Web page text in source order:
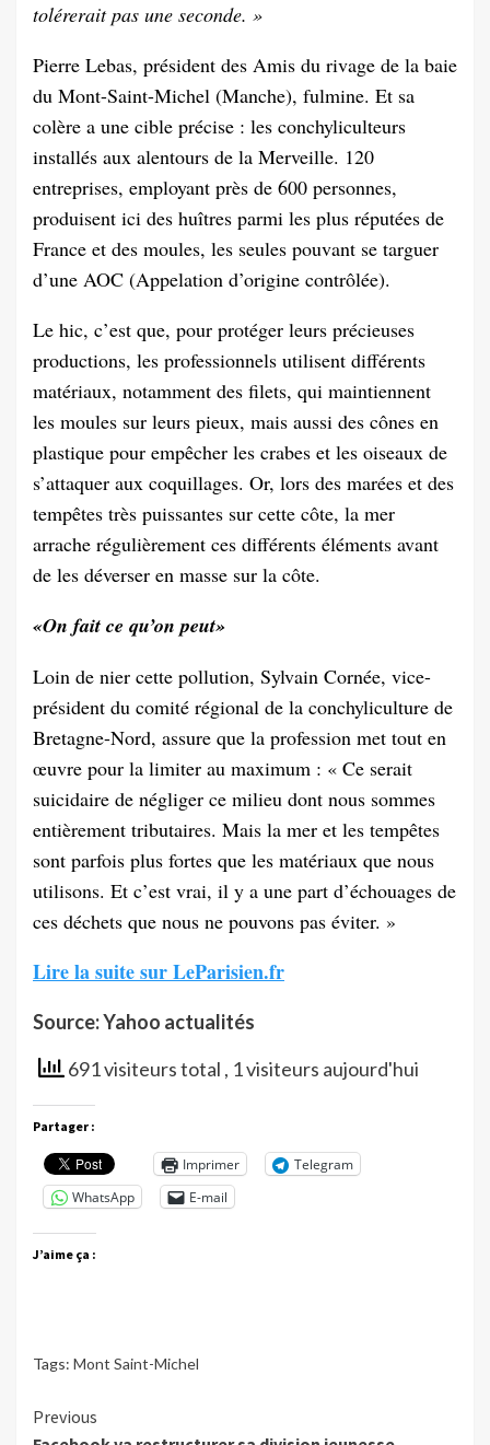
tolérerait pas une seconde. »
Pierre Lebas, président des Amis du rivage de la baie
du Mont-Saint-Michel (Manche), fulmine. Et sa
colère a une cible précise : les conchyliculteurs
installés aux alentours de la Merveille. 120
entreprises, employant près de 600 personnes,
produisent ici des huîtres parmi les plus réputées de
France et des moules, les seules pouvant se targuer
d’une AOC (Appelation d’origine contrôlée).
Le hic, c’est que, pour protéger leurs précieuses
productions, les professionnels utilisent différents
matériaux, notamment des filets, qui maintiennent
les moules sur leurs pieux, mais aussi des cônes en
plastique pour empêcher les crabes et les oiseaux de
s’attaquer aux coquillages. Or, lors des marées et des
tempêtes très puissantes sur cette côte, la mer
arrache régulièrement ces différents éléments avant
de les déverser en masse sur la côte.
«On fait ce qu’on peut»
Loin de nier cette pollution, Sylvain Cornée, vice-
président du comité régional de la conchyliculture de
Bretagne-Nord, assure que la profession met tout en
œuvre pour la limiter au maximum : « Ce serait
suicidaire de négliger ce milieu dont nous sommes
entièrement tributaires. Mais la mer et les tempêtes
sont parfois plus fortes que les matériaux que nous
utilisons. Et c’est vrai, il y a une part d’échouages de
ces déchets que nous ne pouvons pas éviter. »
Lire la suite sur LeParisien.fr
Source: Yahoo actualités
691 visiteurs total , 1 visiteurs aujourd'hui
Partager :
Imprimer
Telegram
WhatsApp
E-mail
J’aime ça :
Tags: Mont Saint-Michel
Continue
Previous